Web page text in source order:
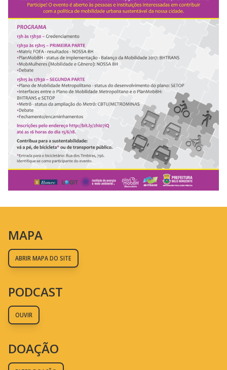
MAPA
ABRIR MAPA DO SITE
PODCAST
OUVIR
DOAÇÃO